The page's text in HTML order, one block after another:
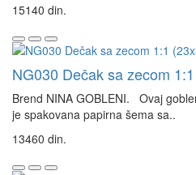
15140 din.
NG030 Dečak sa zecom
Brend NINA GOBLENI. Ovaj
je spakovana papirna šema sa..
13460 din.